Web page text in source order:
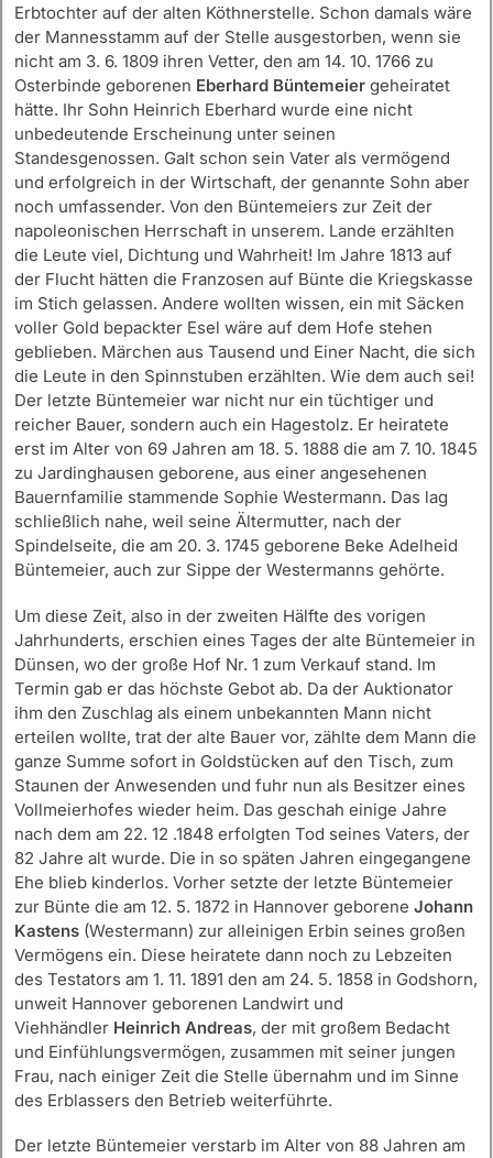
Erbtochter auf der alten Köthnerstelle. Schon damals wäre
der Mannesstamm auf der Stelle ausgestorben, wenn sie
nicht am 3. 6. 1809 ihren Vetter, den am 14. 10. 1766 zu
Osterbinde geborenen Eberhard Büntemeier geheiratet
hätte. Ihr Sohn Heinrich Eberhard wurde eine nicht
unbedeutende Erscheinung unter seinen
Standesgenossen. Galt schon sein Vater als vermögend
und erfolgreich in der Wirtschaft, der genannte Sohn aber
noch umfassender. Von den Büntemeiers zur Zeit der
napoleonischen Herrschaft in unserem. Lande erzählten
die Leute viel, Dichtung und Wahrheit! Im Jahre 1813 auf
der Flucht hätten die Franzosen auf Bünte die Kriegskasse
im Stich gelassen. Andere wollten wissen, ein mit Säcken
voller Gold bepackter Esel wäre auf dem Hofe stehen
geblieben. Märchen aus Tausend und Einer Nacht, die sich
die Leute in den Spinnstuben erzählten. Wie dem auch sei!
Der letzte Büntemeier war nicht nur ein tüchtiger und
reicher Bauer, sondern auch ein Hagestolz. Er heiratete
erst im Alter von 69 Jahren am 18. 5. 1888 die am 7. 10. 1845
zu Jardinghausen geborene, aus einer angesehenen
Bauernfamilie stammende Sophie Westermann. Das lag
schließlich nahe, weil seine Ältermutter, nach der
Spindelseite, die am 20. 3. 1745 geborene Beke Adelheid
Büntemeier, auch zur Sippe der Westermanns gehörte.
Um diese Zeit, also in der zweiten Hälfte des vorigen
Jahrhunderts, erschien eines Tages der alte Büntemeier in
Dünsen, wo der große Hof Nr. 1 zum Verkauf stand. Im
Termin gab er das höchste Gebot ab. Da der Auktionator
ihm den Zuschlag als einem unbekannten Mann nicht
erteilen wollte, trat der alte Bauer vor, zählte dem Mann die
ganze Summe sofort in Goldstücken auf den Tisch, zum
Staunen der Anwesenden und fuhr nun als Besitzer eines
Vollmeierhofes wieder heim. Das geschah einige Jahre
nach dem am 22. 12 .1848 erfolgten Tod seines Vaters, der
82 Jahre alt wurde. Die in so späten Jahren eingegangene
Ehe blieb kinderlos. Vorher setzte der letzte Büntemeier
zur Bünte die am 12. 5. 1872 in Hannover geborene Johann
Kastens (Westermann) zur alleinigen Erbin seines großen
Vermögens ein. Diese heiratete dann noch zu Lebzeiten
des Testators am 1. 11. 1891 den am 24. 5. 1858 in Godshorn,
unweit Hannover geborenen Landwirt und
Viehhändler Heinrich Andreas, der mit großem Bedacht
und Einfühlungsvermögen, zusammen mit seiner jungen
Frau, nach einiger Zeit die Stelle übernahm und im Sinne
des Erblassers den Betrieb weiterführte.
Der letzte Büntemeier verstarb im Alter von 88 Jahren am